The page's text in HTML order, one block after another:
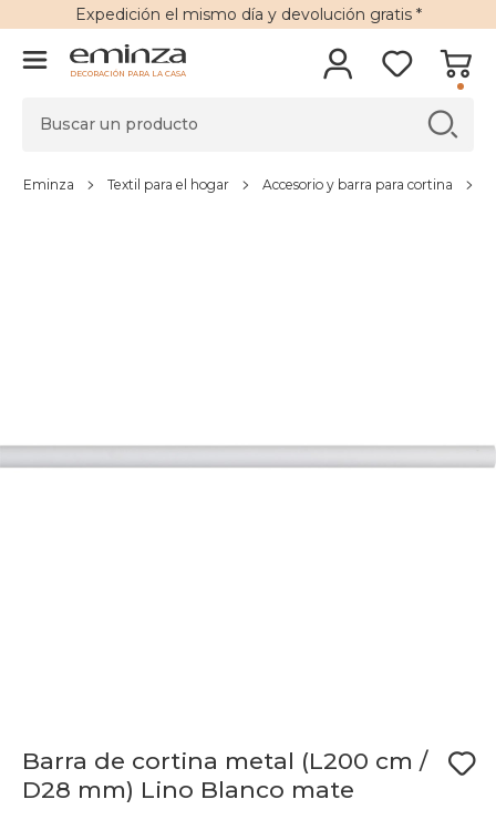
Expedición el mismo día y devolución gratis*
DECORACIÓN PARA LA CASA
Eminza Textil para el hogar Accesorio y barra para cortina
Barra de cortina metal (L200 cm /
D28 mm) Lino Blanco mate